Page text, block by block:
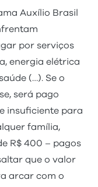
Auxílio Brasil
por serviços
energia elétrica
(…). Se o
será pago
insuficiente para
família,
R$ 400 – pagos
que o valor
arcar com o